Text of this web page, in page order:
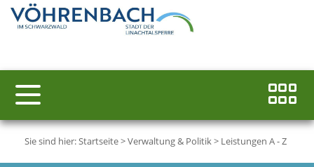
Sie sind hier:Startseite>Verwaltung & Politik> Leistungen A - Z